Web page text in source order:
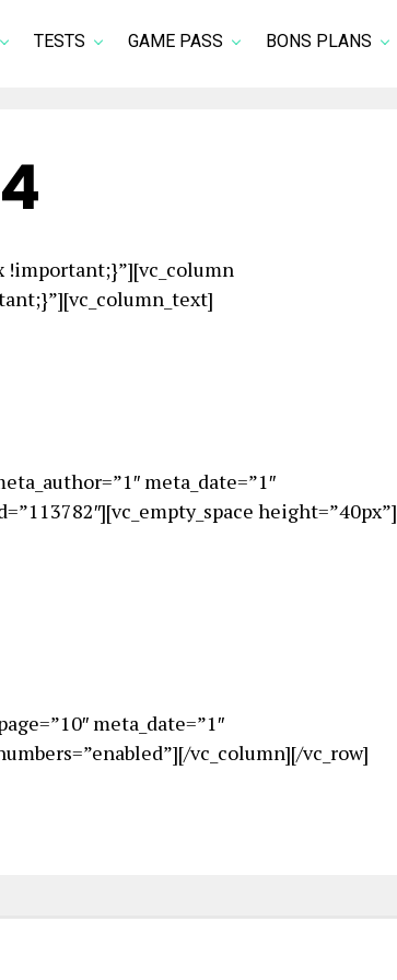
TESTS GAME PASS BONS PLANS
!important;}”][vc_column
meta_date=”1″
height=”40px”]
meta_date=”1″
vc_column][/vc_row]